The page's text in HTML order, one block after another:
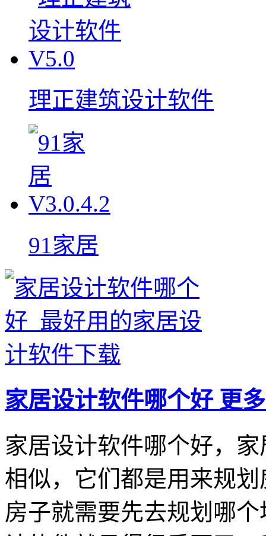
理正建筑设计软件
91家居
家居设计软件哪个好 更
家居设计软件哪个好，
相似，它们都是用来规
房子就需要先去规划哪